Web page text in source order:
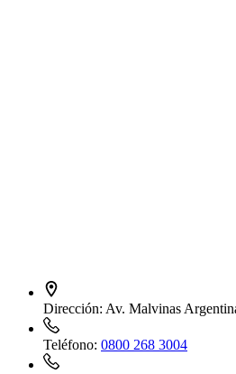
Dirección: Av. Malvinas
Teléfono: 0800 268 3004